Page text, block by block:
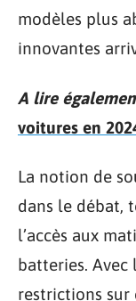
modèles plus
innovantes
A lire
voitures en
La notion de
dans le débat,
l’accès aux
batteries. Avec
restrictions sur